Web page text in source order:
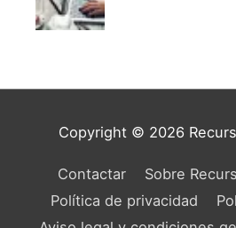
Copyright © 2026
Contactar
Sobre
Política de privacidad